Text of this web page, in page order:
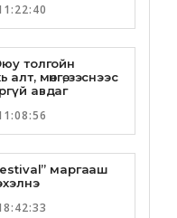
толгойн
мөнгө, зэснээс
авдаг
маргааш